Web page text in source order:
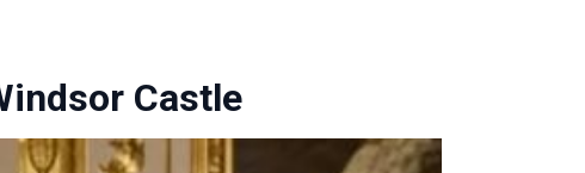
Castle